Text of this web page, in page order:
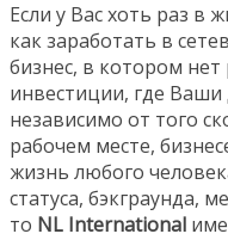
Если у Вас хоть раз в
как заработать в
бизнес, в котором
инвестиции, где Ваши
независимо от того
рабочем месте,
жизнь любого
статуса, бэкграунда,
то NL International